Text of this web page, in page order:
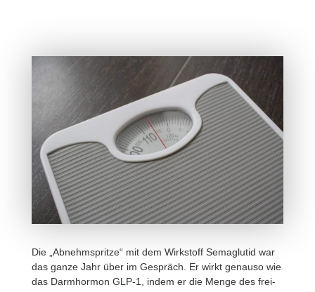
Die „Abnehmspritze“ mit dem Wirk­stoff Semaglutid war
das ganze Jahr über im Gespräch. Er wirkt genauso wie
das Darm­hormon GLP‑1, indem er die Menge des frei­